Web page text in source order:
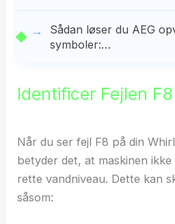
Sådan løser du AEG
symboler:…
Identificer Fejlen F8
Når du ser fejl F8 på din
betyder det, at maskinen
rette vandniveau. Dette kan
såsom: